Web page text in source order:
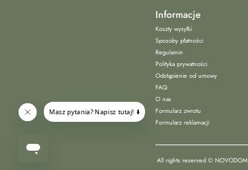
Informacje
Koszty wysyłki
Sposoby płatności
Regulamin
Polityka prywatności
Odstąpienie od umowy
FAQ
O nas
Formularz zwrotu
Formularz reklamacji
All rights reserved © NOVODOM